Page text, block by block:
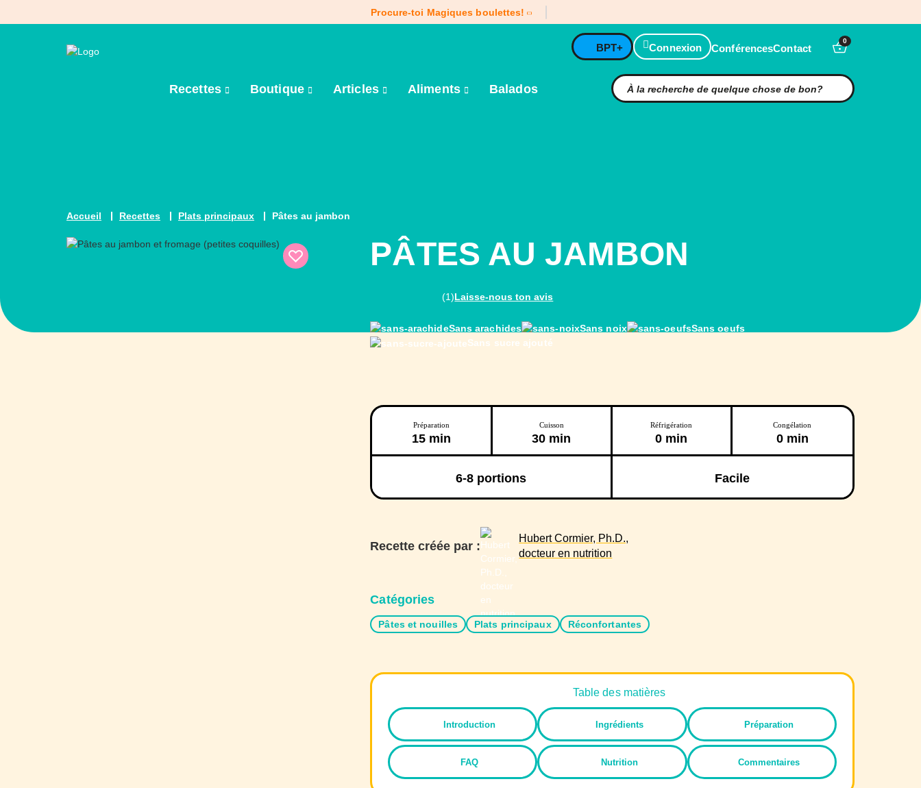
Procure-toi Magiques boulettes!
BPT+ Connexion ConférencesContact
0
Recettes Boutique Articles Aliments Balados
Accueil Recettes Plats principaux Pâtes au jambon
PÂTES AU JAMBON
(1)Laisse-nous ton avis
Sans arachides Sans noix
Sans oeufs
Sans sucre ajouté
Préparation
15 min
Cuisson
30 min
Réfrigération
0 min
Congélation
0 min
6-8 portions Facile
Recette créée par :
Hubert Cormier, Ph.D.,
docteur en nutrition
Catégories
Pâtes et nouilles Plats principaux Réconfortantes
Table des matières
Introduction Ingrédients Préparation
FAQ Nutrition Commentaires